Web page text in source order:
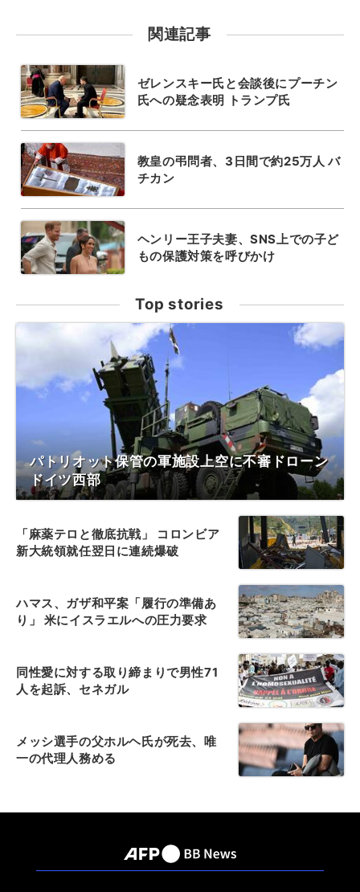
関連記事
ゼレンスキー氏と会談後にプーチン
氏への疑念表明 トランプ氏
教皇の弔問者、3日間で約25万人 バ
チカン
ヘンリー王子夫妻、SNS上での子ど
もの保護対策を呼びかけ
Top stories
パトリオット保管の軍施設上空に不審ドローン
ドイツ西部
「麻薬テロと徹底抗戦」 コロンビア
新大統領就任翌日に連続爆破
ハマス、ガザ和平案「履行の準備あ
り」 米にイスラエルへの圧力要求
同性愛に対する取り締まりで男性71
人を起訴、セネガル
メッシ選手の父ホルヘ氏が死去、唯
一の代理人務める